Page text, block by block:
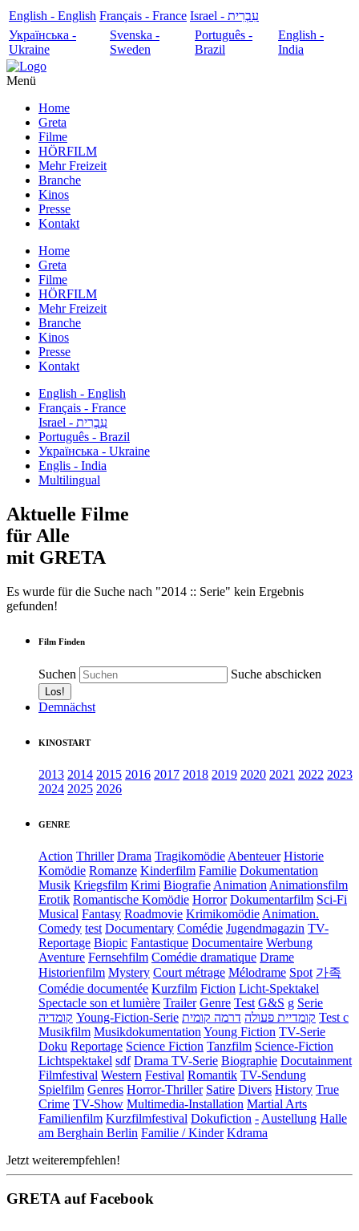
English - English Français - France
עִבְרִית - Israel
Українська -
Ukraine
Svenska -
Sweden
Português -
Brazil
English -
India
Menü
Home
Greta
Filme
HÖRFILM
Mehr Freizeit
Branche
Kinos
Presse
Kontakt
Home
Greta
Filme
HÖRFILM
Mehr Freizeit
Branche
Kinos
Presse
Kontakt
English - English
Français - France
עִבְרִית - Israel
Português - Brazil
Українська - Ukraine
Englis - India
Multilingual
Aktuelle Filme
für Alle
mit GRETA
Es wurde für die Suche nach "2014 :: Serie" kein Ergebnis
gefunden!
Film Finden
Suchen Suche abschicken
Demnächst
KINOSTART
2013 2014 2015 2016 2017 2018 2019 2020 2021 2022 2023
2024 2025 2026
GENRE
Action Thriller Drama Tragikomödie Abenteuer Historie
Komödie Romanze Kinderfilm Familie Dokumentation
Musik Kriegsfilm Krimi Biografie Animation Animationsfilm
Erotik Romantische Komödie Horror Dokumentarfilm Sci-Fi
Musical Fantasy Roadmovie Krimikomödie Animation.
Comedy test Documentary Comédie Jugendmagazin TV-
Reportage Biopic Fantastique Documentaire Werbung
Aventure Fernsehfilm Comédie dramatique Drame
Historienfilm Mystery Court métrage Mélodrame Spot 가족
Comédie documentée Kurzfilm Fiction Licht-Spektakel
Spectacle son et lumière Trailer Genre Test G&S g Serie
קומדיה Young-Fiction-Serie קומדיית פעולה דרמה קומית
Test c
Musikfilm Musikdokumentation Young Fiction TV-Serie
Doku Reportage Science Fiction Tanzfilm Science-Fiction
Lichtspektakel sdf Drama TV-Serie Biographie Docutainment
Filmfestival Western Festival Romantik TV-Sendung
Spielfilm Genres Horror-Thriller Satire Divers History True
Crime TV-Show Multimedia-Installation Martial Arts
Familienfilm Kurzfilmfestival Dokufiction - Austellung Halle
am Berghain Berlin Familie / Kinder Kdrama
Jetzt weiterempfehlen!
GRETA auf Facebook